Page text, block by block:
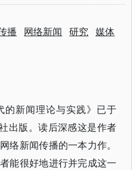
播 网络新闻 研究 媒体
新闻理论与实践》已于
出版。读后深感这是作者
络新闻传播的一本力作。
能很好地进行并完成这一